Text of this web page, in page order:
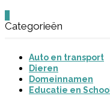
Categorieën
Auto en transport
Dieren
Domeinnamen
Educatie en